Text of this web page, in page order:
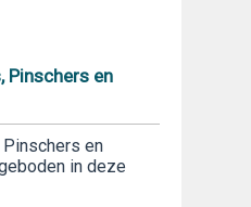
Pinschers en
en
in deze